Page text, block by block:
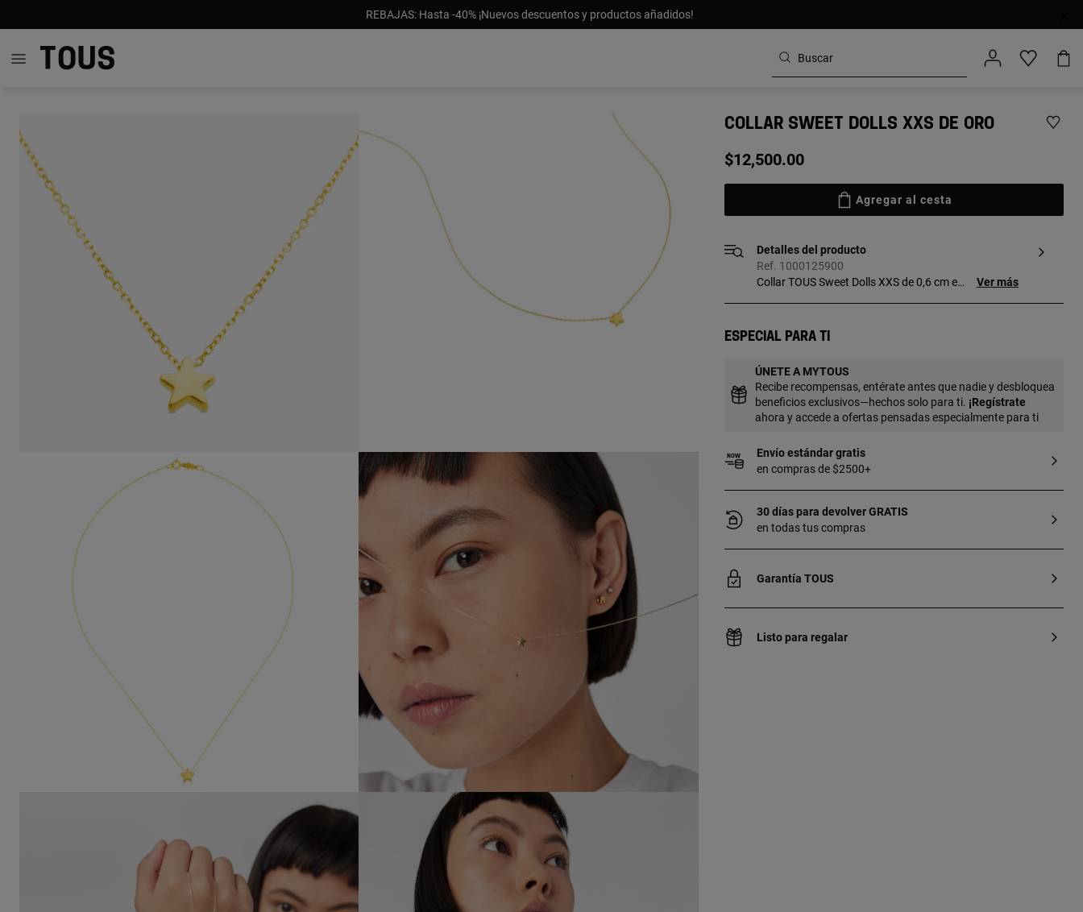
REBAJAS: Hasta -40% ¡Nuevos descuentos y productos añadidos!
COLLAR SWEET DOLLS XXS DE ORO
$12,500.00
Agregar al cesta
Detalles del producto
Ref. 1000125900
Collar TOUS Sweet Dolls XXS de 0,6 cm en
Ver más
Especial para ti
ÚNETE A MYTOUS
Recibe recompensas, entérate antes que nadie y desbloquea
beneficios exclusivos—hechos solo para ti. ¡Regístrate
ahora y accede a ofertas pensadas especialmente para ti
Envío estándar gratis
en compras de $2500+
30 días para devolver GRATIS
en todas tus compras
Garantía TOUS
Listo para regalar